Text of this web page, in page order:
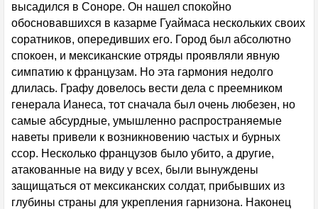
высадился в Соноре. Он нашел спокойно
обосновавшихся в казарме Гуаймаса нескольких своих
соратников, опередивших его. Город был абсолютно
спокоен, и мексиканские отряды проявляли явную
симпатию к французам. Но эта гармония недолго
длилась. Графу довелось вести дела с преемником
генерала Ианеса, тот сначала был очень любезен, но
самые абсурдные, умышленно распространяемые
наветы привели к возникновению частых и бурных
ссор. Несколько французов было убито, а другие,
атакованные на виду у всех, были вынуждены
защищаться от мексиканских солдат, прибывших из
глубины страны для укрепления гарнизона. Наконец